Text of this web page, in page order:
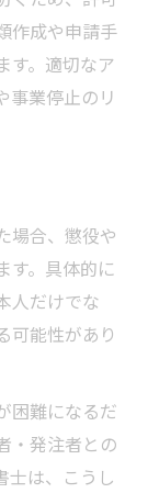
作成や申請手
す。適切なア
事業停止のリ
場合、懲役や
す。具体的に
人だけでな
可能性があり
困難になるだ
・発注者との
士は、こうし